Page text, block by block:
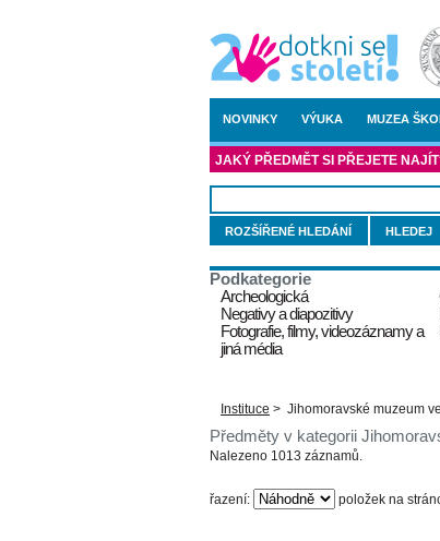
NOVINKY VÝUKA MUZEA
JAKÝ PŘEDMĚT SI PŘEJETE
ROZŠÍŘENÉ HLEDÁNÍ
Podkategorie
Archeologická
Negativy a diapozitivy
Fotografie, filmy, videozáznamy a
jiná média
Instituce > Jihomoravské muzeum
Předměty v kategorii
Nalezeno 1013 záznamů.
řazení: položek na